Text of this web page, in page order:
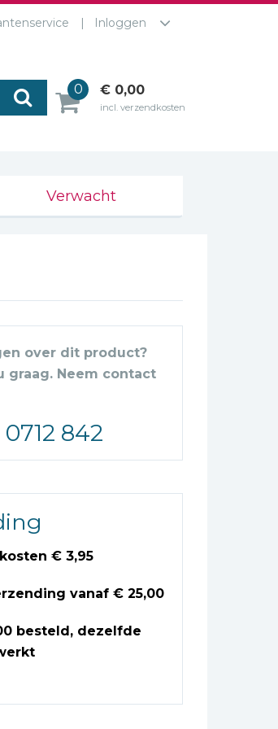
Inloggen
0 € 0,00
incl. verzendkosten
Verwacht
over dit product?
graag. Neem contact
842
€ 3,95
vanaf € 25,00
besteld, dezelfde